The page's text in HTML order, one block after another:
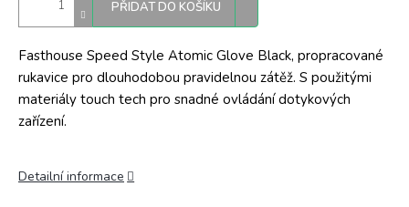
PŘIDAT DO KOŠÍKU
Fasthouse Speed Style Atomic Glove Black, propracované
rukavice pro dlouhodobou pravidelnou zátěž. S použitými
materiály touch tech pro snadné ovládání dotykových
zařízení.
Detailní informace